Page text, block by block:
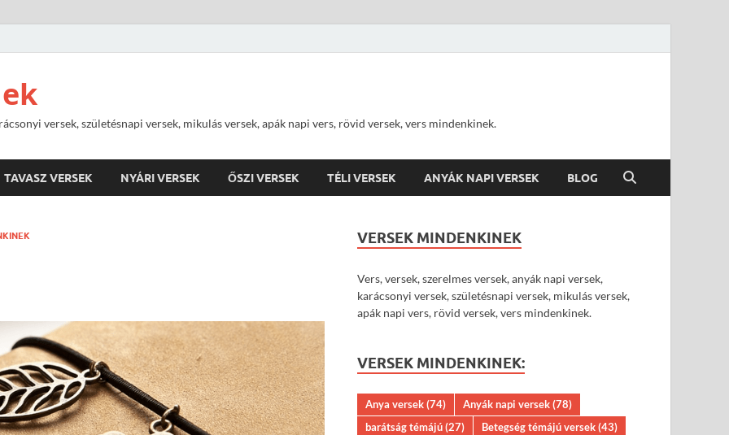
versek, születésnapi versek, mikulás versek, apák napi vers, rövid versek, vers mindenkinek.
TAVASZ VERSEK NYÁRI VERSEK ŐSZI VERSEK TÉLI VERSEK ANYÁK NAPI VERSEK BLOG
VERSEK MINDENKINEK
Vers, versek, szerelmes versek, anyák napi versek,
karácsonyi versek, születésnapi versek, mikulás versek,
apák napi vers, rövid versek, vers mindenkinek.
VERSEK MINDENKINEK:
Anya versek(74) Anyák napi versek(78)
barátság témájú(27) Betegség témájú versek(43)